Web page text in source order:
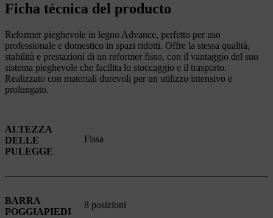
Ficha técnica del producto
Reformer pieghevole in legno Advance, perfetto per uso
professionale e domestico in spazi ridotti. Offre la stessa qualità,
stabilità e prestazioni di un reformer fisso, con il vantaggio del suo
sistema pieghevole che facilita lo stoccaggio e il trasporto.
Realizzato con materiali durevoli per un utilizzo intensivo e
prolungato.
ALTEZZA
DELLE
PULEGGE
Fissa
BARRA
POGGIAPIEDI
8 posizioni